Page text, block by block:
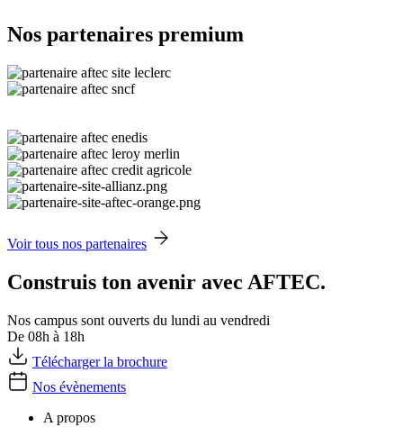
Nos partenaires premium
Voir tous nos partenaires
Construis ton avenir avec AFTEC.
Nos campus sont ouverts du lundi au vendredi
De 08h à 18h
Télécharger la brochure
Nos évènements
A propos